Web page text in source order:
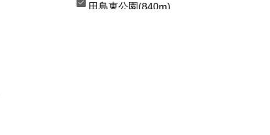
田島東公園(840m)